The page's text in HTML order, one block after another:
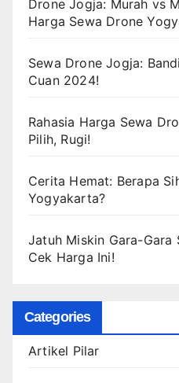
Drone Jogja: Murah vs
Harga Sewa Drone
Sewa Drone Jogja:
Cuan 2024!
Rahasia Harga Sewa
Pilih, Rugi!
Cerita Hemat: Berapa
Yogyakarta?
Jatuh Miskin Gara-Gara
Cek Harga Ini!
Categories
Artikel Pilar